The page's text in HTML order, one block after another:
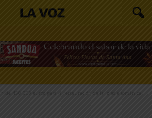
de 450.000 euros para la restauración de la iglesia románica